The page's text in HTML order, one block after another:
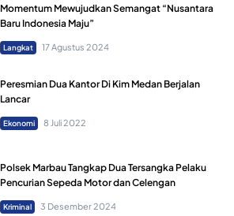
Momentum Mewujudkan Semangat “Nusantara
Baru Indonesia Maju”
Langkat 17 Agustus 2024
Peresmian Dua Kantor Di Kim Medan Berjalan
Lancar
Ekonomi 8 Juli 2022
Polsek Marbau Tangkap Dua Tersangka Pelaku
Pencurian Sepeda Motor dan Celengan
Kriminal 3 Desember 2024